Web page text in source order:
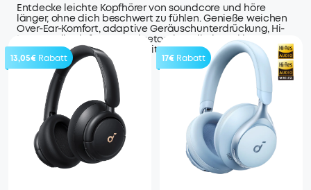
Entdecke leichte Kopfhörer von soundcore und höre
länger, ohne dich beschwert zu fühlen. Genieße weichen
Over-Ear-Komfort, adaptive Geräuschunterdrückung, Hi-
Res-Details, tiefen Bass, Bluetooth-Freiheit und lange
Akkulaufzeit für Reisen, Arbeit, Gaming und tägliche
Musik.
13,05€ Rabatt 17€ Rabatt